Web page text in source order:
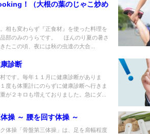
！（大根の葉のじゃこ炒め
相も変わらず『正食材』を使った料理を
部のみのうらです。 ほんのり夏の暑さ
たこの頃、夜には秋の虫達の大合...
診断
です。毎年１１月に健康診断がありま
度も体重計にのらずに健康診断へ行きま
重が２キロも増えておりました。急にダ...
操 ～ 腰を回す体操 ～
体操「骨盤第三体操」は、足を肩幅程度